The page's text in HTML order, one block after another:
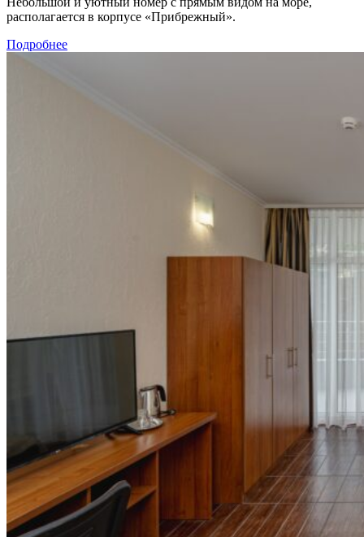
располагается в корпусе «Прибрежный».
Подробнее